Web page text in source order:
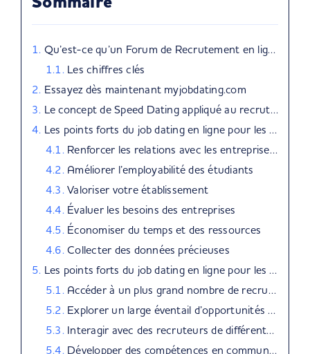
Qu’est-ce qu’un Forum de Recrutement en ligne ?
Les chiffres clés
Essayez dès maintenant myjobdating.com
Le concept de Speed Dating appliqué au recrutement
Les points forts du job dating en ligne pour les écoles
Renforcer les relations avec les entreprises partenaires
Améliorer l’employabilité des étudiants
Valoriser votre établissement
Évaluer les besoins des entreprises
Économiser du temps et des ressources
Collecter des données précieuses
Les points forts du job dating en ligne pour les étudiants
Accéder à un plus grand nombre de recruteurs
Explorer un large éventail d’opportunités d’emploi
Interagir avec des recruteurs de différents secteurs et régions, y compris à l’étranger
Développer des compétences en communication